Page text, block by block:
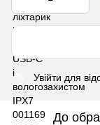
Увійти для
До